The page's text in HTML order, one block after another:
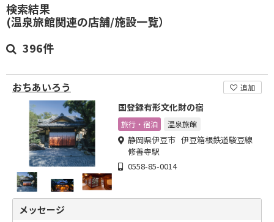
検索結果
(温泉旅館関連の店舗/施設一覧）
396件
おちあいろう 追加
国登録有形文化財の宿
旅行・宿泊 温泉旅館
静岡県伊豆市 伊豆箱根鉄道駿豆線
修善寺駅
0558-85-0014
メッセージ